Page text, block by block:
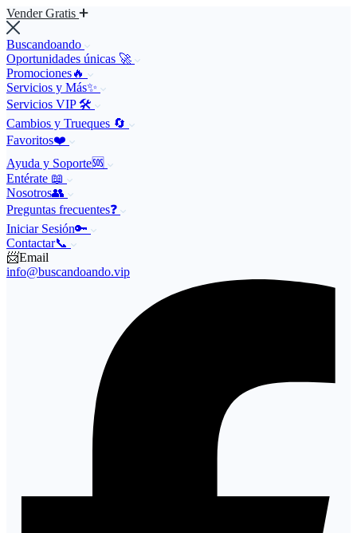
Vender Gratis
Buscandoando
Oportunidades únicas 🚀
Promociones🔥
Servicios y Más✨
Servicios VIP 🛠️
Cambios y Trueques 🔄
Favoritos❤️
Ayuda y Soporte🆘
Entérate 📖
Nosotros👥
Preguntas frecuentes❓
Iniciar Sesión🔑
Contactar📞
📨Email
info@buscandoando.vip